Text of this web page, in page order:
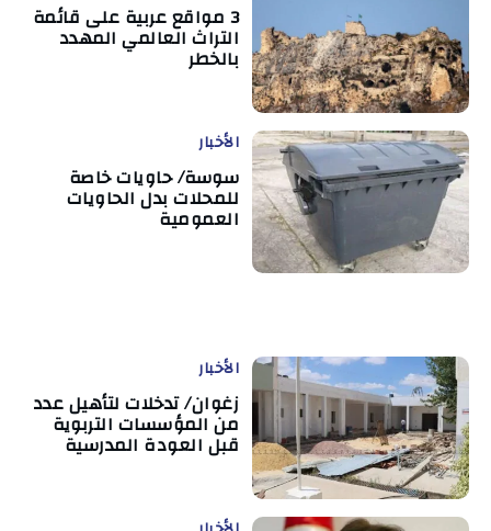
3 مواقع عربية على قائمة
التراث العالمي المهدد
بالخطر
الأخبار
سوسة/ حاويات خاصة
للمحلات بدل الحاويات
العمومية
الأخبار
زغوان/ تدخلات لتأهيل عدد
من المؤسسات التربوية
قبل العودة المدرسية